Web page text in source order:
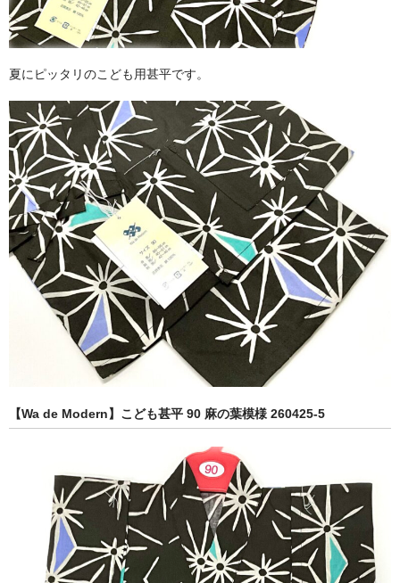
夏にピッタリのこども用甚平です。
【Wa de Modern】こども甚平 90 麻の葉模様 260425-5